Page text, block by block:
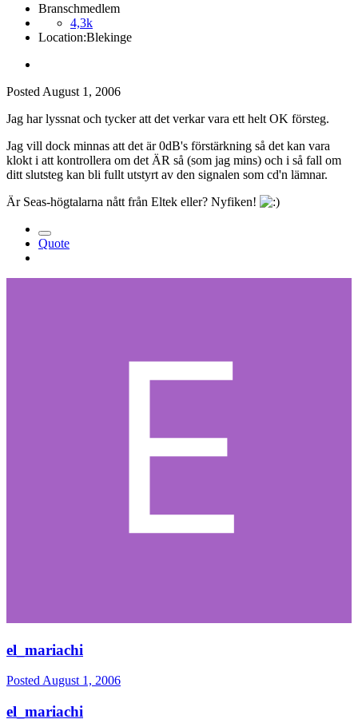
Branschmedlem
4,3k
Location:Blekinge
Posted August 1, 2006
Jag har lyssnat och tycker att det verkar vara ett helt OK försteg.
Jag vill dock minnas att det är 0dB's förstärkning så det kan vara
klokt i att kontrollera om det ÄR så (som jag mins) och i så fall om
ditt slutsteg kan bli fullt utstyrt av den signalen som cd'n lämnar.
Är Seas-högtalarna nått från Eltek eller? Nyfiken!
Quote
el_mariachi
Posted August 1, 2006
el_mariachi